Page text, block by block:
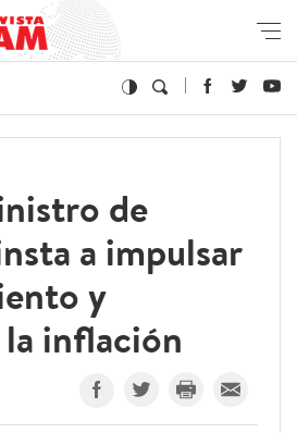
de
a impulsar
y
inflación